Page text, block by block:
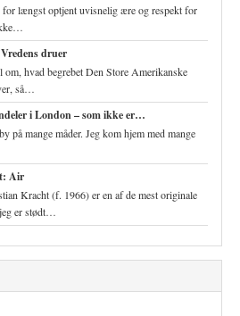
længst optjent uvisnelig ære og respekt for
druer
hvad begrebet Den Store Amerikanske
så…
i London – som ikke er…
på mange måder. Jeg kom hjem med mange
Air
Kracht (f. 1966) er en af de mest originale
er stødt…